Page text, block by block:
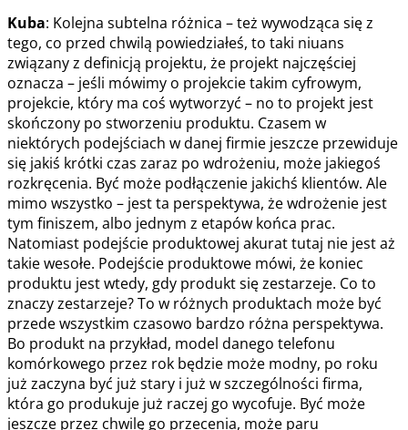
Kuba: Kolejna subtelna różnica – też wywodząca się z
tego, co przed chwilą powiedziałeś, to taki niuans
związany z definicją projektu, że projekt najczęściej
oznacza – jeśli mówimy o projekcie takim cyfrowym,
projekcie, który ma coś wytworzyć – no to projekt jest
skończony po stworzeniu produktu. Czasem w
niektórych podejściach w danej firmie jeszcze przewiduje
się jakiś krótki czas zaraz po wdrożeniu, może jakiegoś
rozkręcenia. Być może podłączenie jakichś klientów. Ale
mimo wszystko – jest ta perspektywa, że wdrożenie jest
tym finiszem, albo jednym z etapów końca prac.
Natomiast podejście produktowej akurat tutaj nie jest aż
takie wesołe. Podejście produktowe mówi, że koniec
produktu jest wtedy, gdy produkt się zestarzeje. Co to
znaczy zestarzeje? To w różnych produktach może być
przede wszystkim czasowo bardzo różna perspektywa.
Bo produkt na przykład, model danego telefonu
komórkowego przez rok będzie może modny, po roku
już zaczyna być już stary i już w szczególności firma,
która go produkuje już raczej go wycofuje. Być może
jeszcze przez chwilę go przecenia, może paru